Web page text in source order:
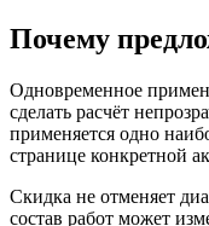
Почему
Одновременное
сделать расчёт
применяется одно
странице конкретной
Скидка не отменяет
состав работ может